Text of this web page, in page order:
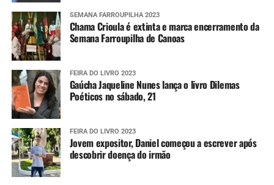
SEMANA FARROUPILHA 2023
Chama Crioula é extinta e marca encerramento da
Semana Farroupilha de Canoas
FEIRA DO LIVRO 2023
Gaúcha Jaqueline Nunes lança o livro Dilemas
Poéticos no sábado, 21
FEIRA DO LIVRO 2023
Jovem expositor, Daniel começou a escrever após
descobrir doença do irmão